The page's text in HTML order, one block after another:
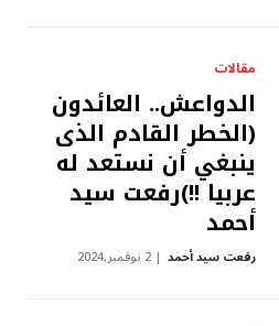
مقالات
الدواعش.. العائدون
(الخطر القادم الذى
ينبغي أن نستعد له
عربيا !!)رفعت سيد
أحمد
رفعت سيد أحمد 2 نوفمبر,2024